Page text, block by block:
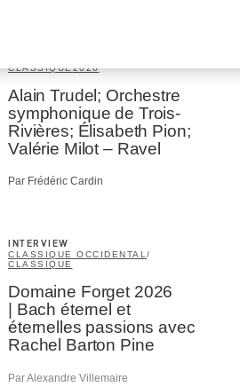
CLASSIQUE2026
Alain Trudel; Orchestre
symphonique de Trois-
Rivières; Élisabeth Pion;
Valérie Milot – Ravel
Par Frédéric Cardin
INTERVIEW
CLASSIQUE OCCIDENTAL/
CLASSIQUE
Domaine Forget 2026
| Bach éternel et
éternelles passions avec
Rachel Barton Pine
Par Alexandre Villemaire